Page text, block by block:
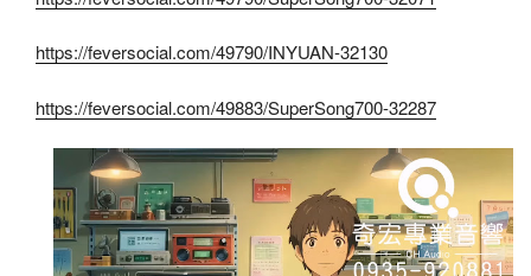
https://feversocial.com/49790/INYUAN-32130
https://feversocial.com/49883/SuperSong700-32287